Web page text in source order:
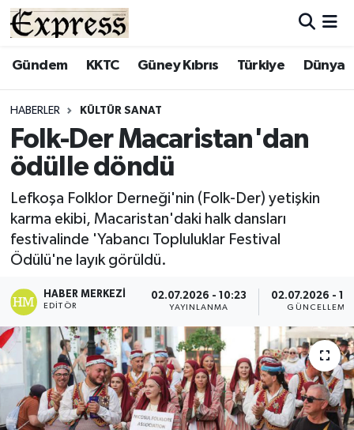
Gündem KKTC Güney Kıbrıs Türkiye Dünya
HABERLER KÜLTÜR SANAT
Folk-Der Macaristan'dan
ödülle döndü
Lefkoşa Folklor Derneği'nin (Folk-Der) yetişkin
karma ekibi, Macaristan'daki halk dansları
festivalinde 'Yabancı Topluluklar Festival
Ödülü'ne layık görüldü.
HABER MERKEZI
EDITÖR
02.07.2026 - 10:23
YAYINLANMA
02.07.2026 -
GÜNCELLEME
ALAYKÖY
BİLİM
DÜNYA
EĞİTİM
EKONOMİ
ENGLISH
ESENTEPE
GAZİMAĞUSA
Hava Durumu
Süper Lig Puan Durumu ve Fikstür
Son Dakika Haberleri
Haber Arşivi